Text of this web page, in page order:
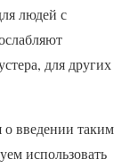
людей с
для других
о введении таким
использовать